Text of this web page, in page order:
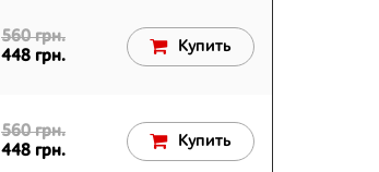
560 грн.
448 грн.
Купить
560 грн.
448 грн.
Купить